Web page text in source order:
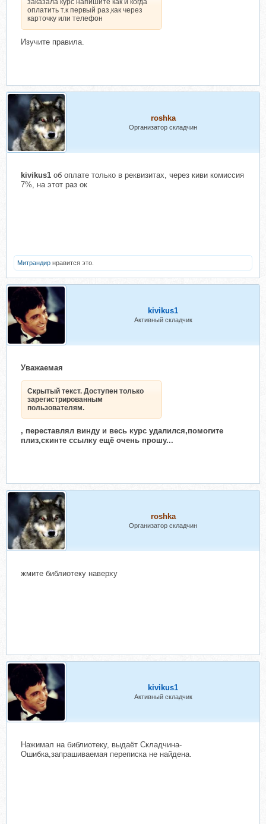
заказала курс напишите как и когда
оплатить т.к первый раз,как через
карточку или телефон
Изучите правила.
roshka
Организатор складчин
kivikus1 об оплате только в реквизитах, через киви комиссия
7%, на этот раз ок
Митрандир нравится это.
kivikus1
Активный складчик
Уважаемая
Скрытый текст. Доступен только
зарегистрированным
пользователям.
, переставлял винду и весь курс удалился,помогите
плиз,скинте ссылку ещё очень прошу...
roshka
Организатор складчин
жмите библиотеку наверху
kivikus1
Активный складчик
Нажимал на библиотеку, выдаёт Складчина-
Ошибка,запрашиваемая переписка не найдена.